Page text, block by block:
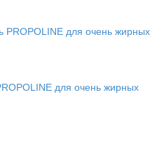
для очень жирных